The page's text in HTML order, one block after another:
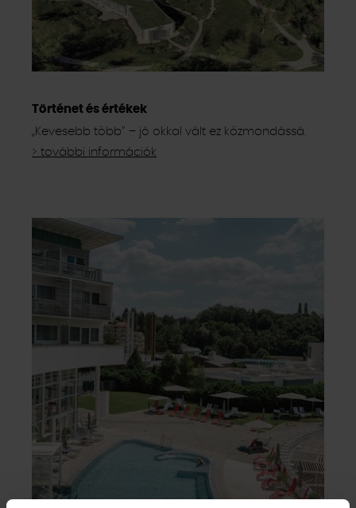
Történet és értékek
„Kevesebb több” – jó okkal vált ez közmondássá.
> további információk